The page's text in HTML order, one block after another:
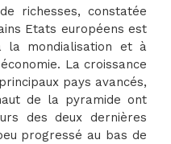
richesses, constatée
Etats européens est
mondialisation et à
La croissance
pays avancés,
de la pyramide ont
des deux dernières
progressé au bas de